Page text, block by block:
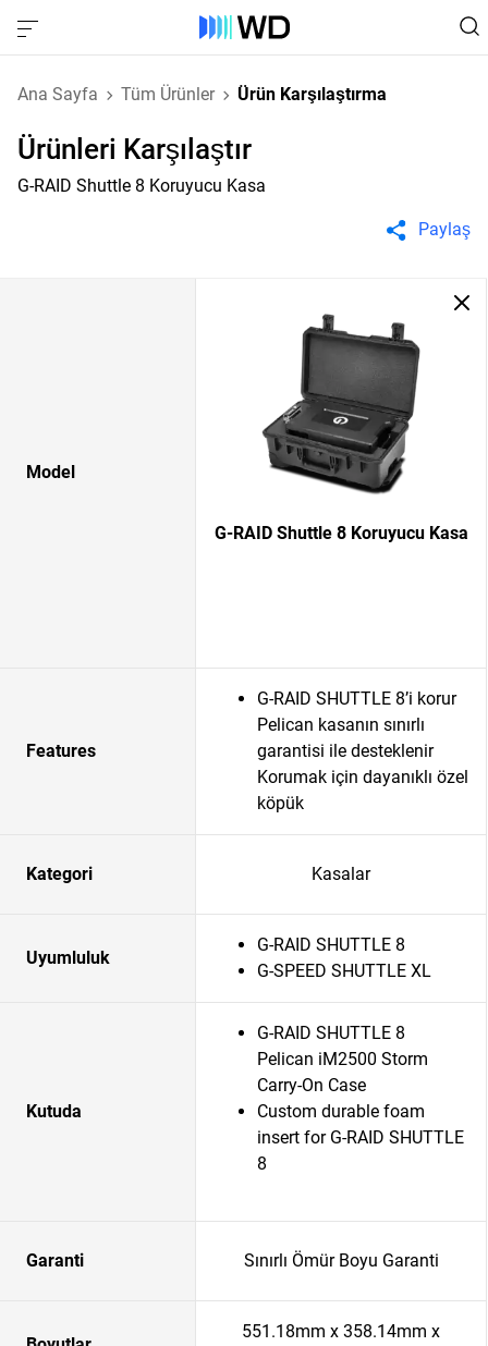
Ana Sayfa Tüm Ürünler Ürün Karşılaştırma
Ürünleri Karşılaştır
G-RAID Shuttle 8 Koruyucu Kasa
Paylaş
Model
G-RAID Shuttle 8 Koruyucu Kasa
Features
G-RAID SHUTTLE 8’i korur
Pelican kasanın sınırlı
garantisi ile desteklenir
Korumak için dayanıklı özel
köpük
Kategori Kasalar
Uyumluluk
G-RAID SHUTTLE 8
G-SPEED SHUTTLE XL
Kutuda
G-RAID SHUTTLE 8
Pelican iM2500 Storm
Carry-On Case
Custom durable foam
insert for G-RAID SHUTTLE
8
Garanti Sınırlı Ömür Boyu Garanti
551.18mm x 358.14mm x